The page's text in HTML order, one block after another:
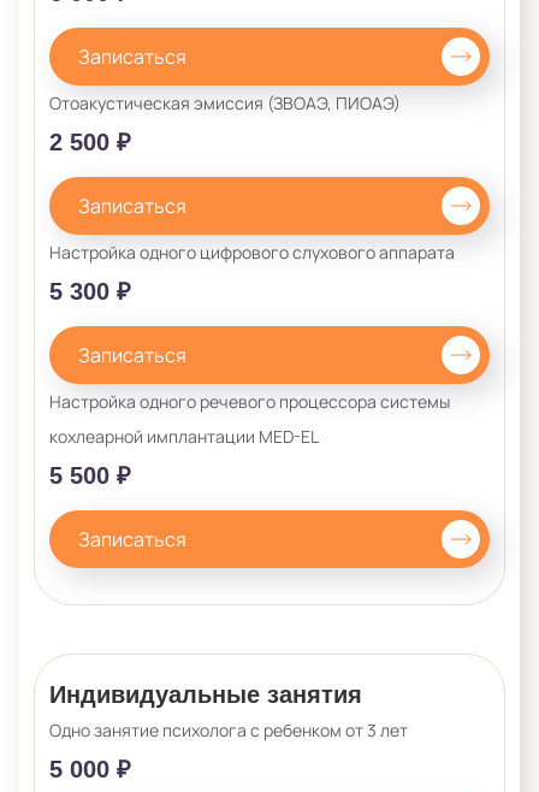
Записаться
Отоакустическая эмиссия (ЗВОАЭ, ПИОАЭ)
2 500 ₽
Записаться
Настройка одного цифрового слухового аппарата
5 300 ₽
Записаться
Настройка одного речевого процессора системы
кохлеарной имплантации MED-EL
5 500 ₽
Записаться
Индивидуальные занятия
Одно занятие психолога с ребенком от 3 лет
5 000 ₽